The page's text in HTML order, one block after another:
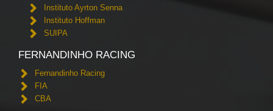
Instituto Ayrton Senna
Instituto Hoffman
SUIPA
FERNANDINHO RACING
Fernandinho Racing
FIA
CBA